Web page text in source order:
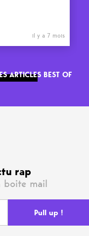
il y a 7 mois
ARTICLES BEST OF
rap
boite mail